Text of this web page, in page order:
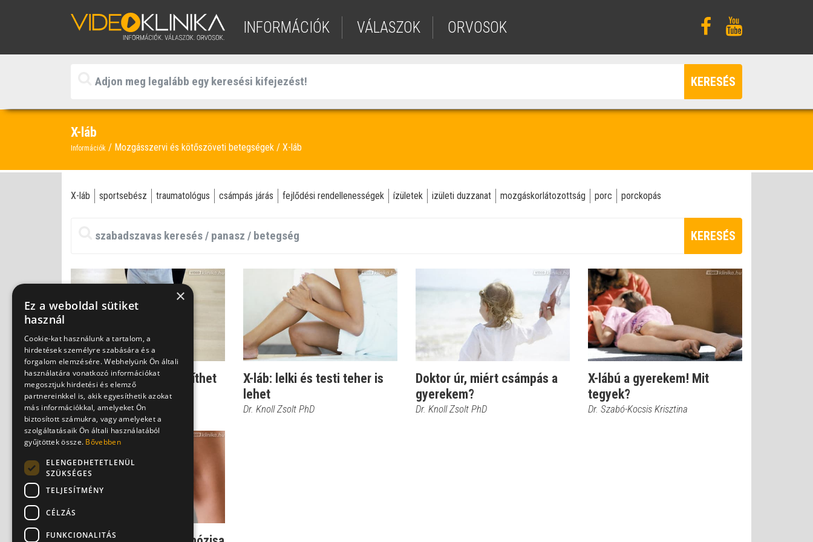
INFORMÁCIÓK VÁLASZOK ORVOSOK
KERESÉS
X-láb
Információk Mozgásszervi és kötőszöveti betegségek X-láb
X-láb sportsebész traumatológus csámpás járás fejlődési rendellenességek ízületek izületi duzzanat mozgáskorlátozottság porc porckopás
KERESÉS
Lúdtalpas babaláb: segíthet
a supinált cipő
Dr. Knoll Zsolt PhD
X-láb: lelki és testi teher is
lehet
Dr. Knoll Zsolt PhD
Doktor úr, miért csámpás a
gyerekem?
Dr. Knoll Zsolt PhD
X-lábú a gyerekem! Mit
tegyek?
Dr. Szabó-Kocsis Krisztina
×
Ez a weboldal sütiket
használ
Cookie-kat használunk a tartalom, a
hirdetések személyre szabására és a
forgalom elemzésére. Webhelyünk Ön általi
használatára vonatkozó információkat
megosztjuk hirdetési és elemző
partnereinkkel is, akik egyesíthetik azokat
más információkkal, amelyeket Ön
biztosított számukra, vagy amelyeket a
szolgáltatásaik Ön általi használatából
gyűjtöttek össze. Bővebben
ELENGEDHETETLENÜL
SZÜKSÉGES
TELJESÍTMÉNY
CÉLZÁS
FUNKCIONALITÁS